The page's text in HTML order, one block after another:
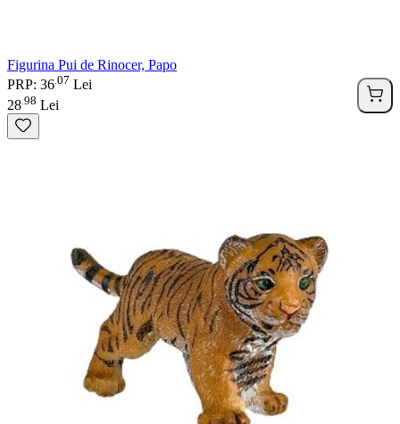
Figurina Pui de Rinocer, Papo
PRP: 36 07 Lei
28 98 Lei